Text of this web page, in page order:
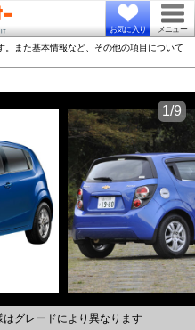
お気に入り メニュー
また基本情報など、その他の項目について
グレードにより異なります
1/9